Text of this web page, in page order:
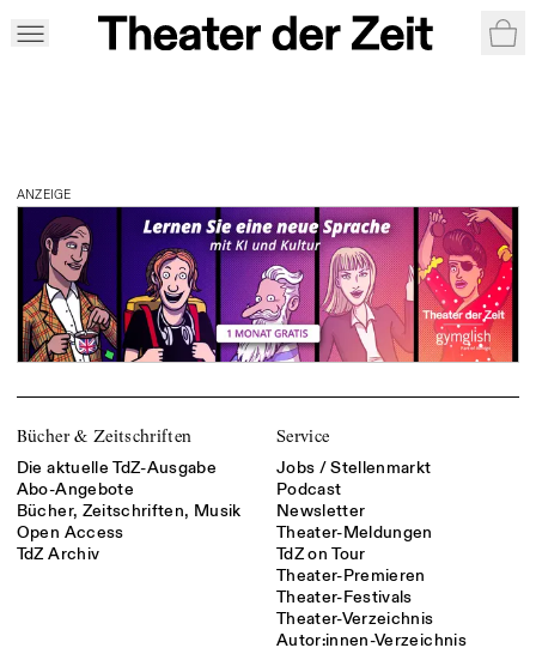
ANZEIGE
Bücher & Zeitschriften
Die aktuelle TdZ-Ausgabe
Abo-Angebote
Bücher, Zeitschriften, Musik
Open Access
TdZ Archiv
Service
Jobs / Stellenmarkt
Podcast
Newsletter
Theater-Meldungen
TdZ on Tour
Theater-Premieren
Theater-Festivals
Theater-Verzeichnis
Autor:innen-Verzeichnis